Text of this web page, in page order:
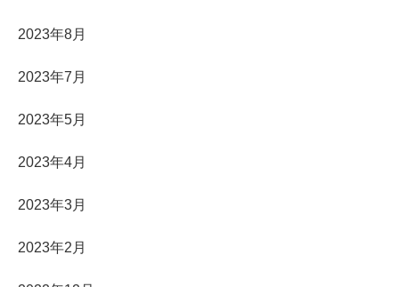
2023年8月
2023年7月
2023年5月
2023年4月
2023年3月
2023年2月